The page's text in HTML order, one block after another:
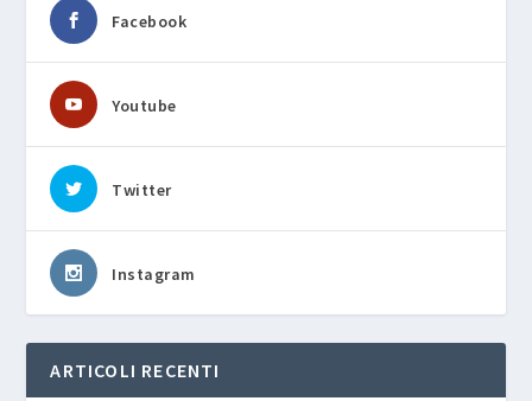
Facebook
Youtube
Twitter
Instagram
ARTICOLI RECENTI